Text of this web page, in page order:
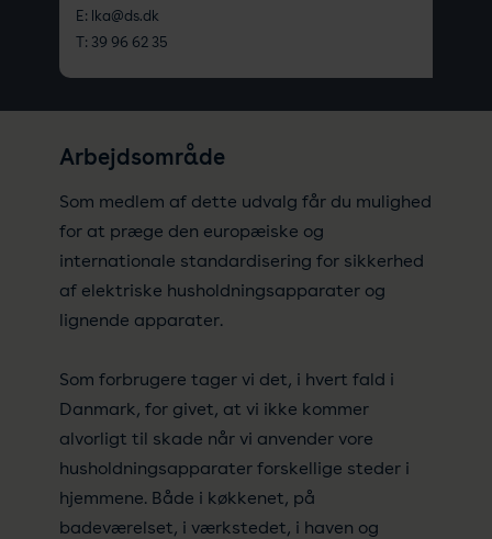
E: lka@ds.dk
T: 39 96 62 35
Arbejdsområde
Som medlem af dette udvalg får du mulighed
for at præge den europæiske og
internationale standardisering for sikkerhed
af elektriske husholdningsapparater og
lignende apparater.
Som forbrugere tager vi det, i hvert fald i
Danmark, for givet, at vi ikke kommer
alvorligt til skade når vi anvender vore
husholdningsapparater forskellige steder i
hjemmene. Både i køkkenet, på
badeværelset, i værkstedet, i haven og